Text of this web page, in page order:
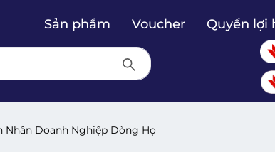
Sản phẩm Voucher Quyền lợi
Doanh Nghiệp Dòng Họ